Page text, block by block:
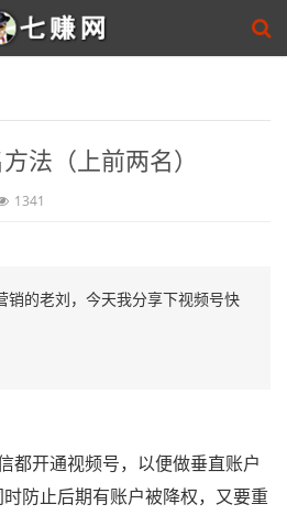
法（上前两名）
1341
销的老刘，今天我分享下视频号快
开通视频号，以便做垂直账户
防止后期有账户被降权，又要重